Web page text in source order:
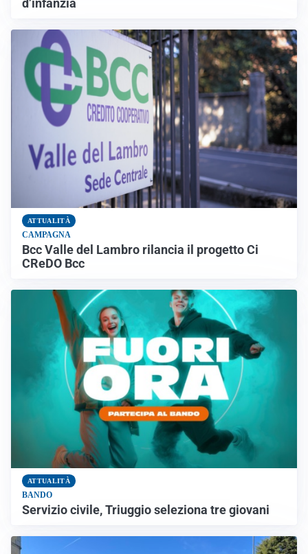
d’infanzia
ATTUALITÀ
CAMPAGNA
Bcc Valle del Lambro rilancia il progetto Ci
CReDO Bcc
ATTUALITÀ
BANDO
Servizio civile, Triuggio seleziona tre giovani